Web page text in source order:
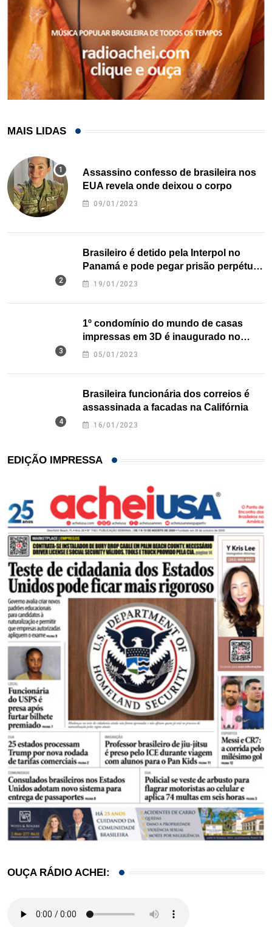
MAIS LIDAS
Assassino confesso de brasileira nos
EUA revela onde deixou o corpo
09/01/2023
Brasileiro é detido pela Interpol no
Panamá e pode pegar prisão perpétua
nos EUA
19/01/2023
1º condomínio do mundo de casas
impressas em 3D é inaugurado no
Texas
05/01/2023
Brasileira funcionária dos correios é
assassinada a facadas na Califórnia
16/01/2023
EDIÇÃO IMPRESSA
OUÇA RÁDIO ACHEI: